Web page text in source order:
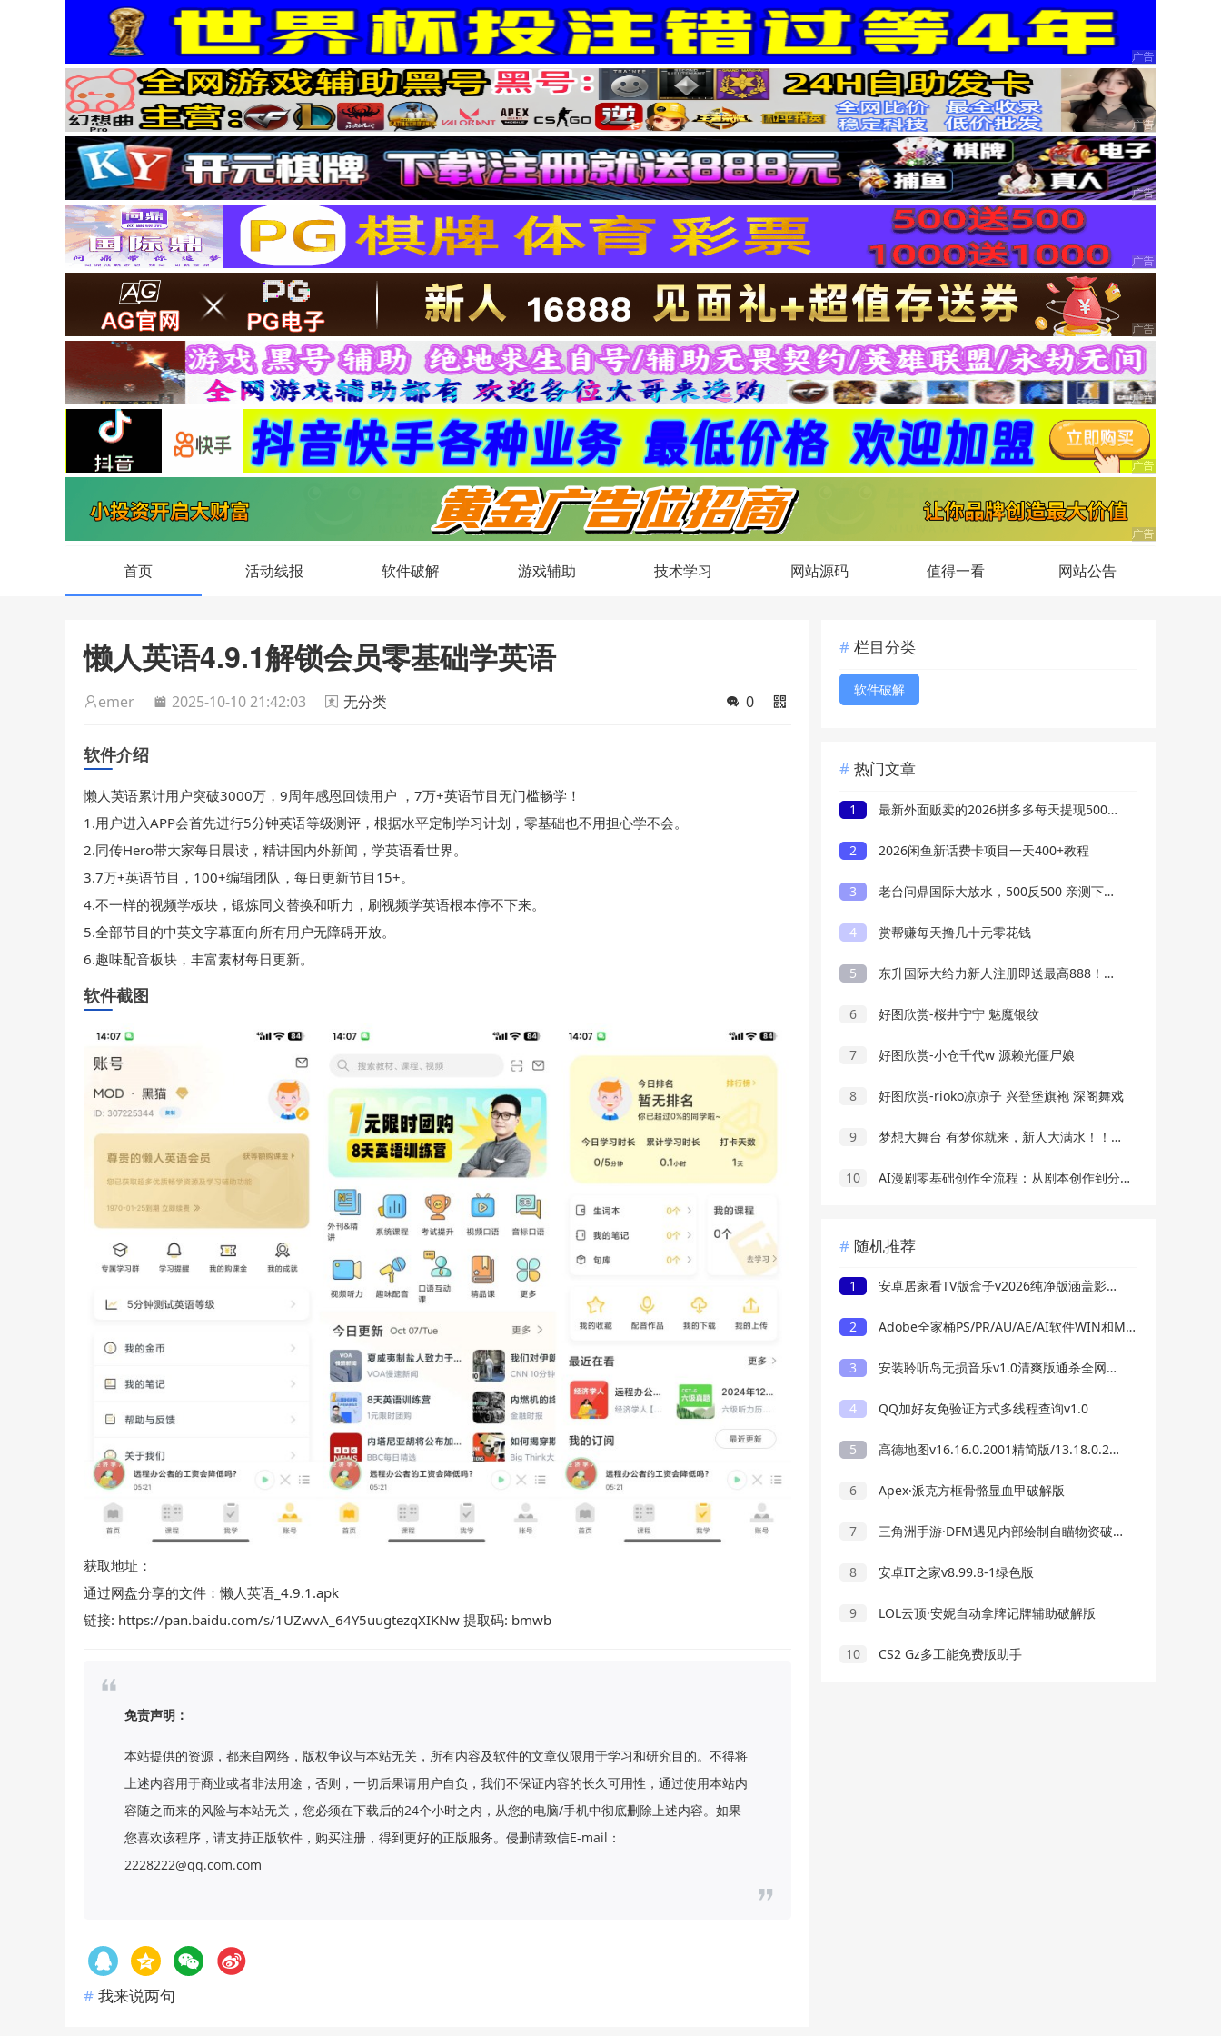
首页 活动线报 软件破解 游戏辅助 技术学习 网站源码 值得一看 网站公告
懒人英语4.9.1解锁会员零基础学英语
emer 2025-10-10 21:42:03 无分类 0
软件介绍
懒人英语累计用户突破3000万，9周年感恩回馈用户 ，7万+英语节目无门槛畅学！
1.用户进入APP会首先进行5分钟英语等级测评，根据水平定制学习计划，零基础也不用担心学不会。
2.同传Hero带大家每日晨读，精讲国内外新闻，学英语看世界。
3.7万+英语节目，100+编辑团队，每日更新节目15+。
4.不一样的视频学板块，锻炼同义替换和听力，刷视频学英语根本停不下来。
5.全部节目的中英文字幕面向所有用户无障碍开放。
6.趣味配音板块，丰富素材每日更新。
软件截图
获取地址：
通过网盘分享的文件：懒人英语_4.9.1.apk
链接: https://pan.baidu.com/s/1UZwvA_64Y5uugtezqXIKNw 提取码: bmwb
免责声明：
本站提供的资源，都来自网络，版权争议与本站无关，所有内容及软件的文章仅限用于学习和研究目的。不得将
上述内容用于商业或者非法用途，否则，一切后果请用户自负，我们不保证内容的长久可用性，通过使用本站内
容随之而来的风险与本站无关，您必须在下载后的24个小时之内，从您的电脑/手机中彻底删除上述内容。如果
您喜欢该程序，请支持正版软件，购买注册，得到更好的正版服务。侵删请致信E-mail：
2228222@qq.com.com
我来说两句
栏目分类
软件破解
热门文章
1 最新外面贩卖的2026拼多多每天提现500+教程来了
2 2026闲鱼新话费卡项目一天400+教程
3 老台问鼎国际大放水，500反500 亲测下分3W
4 赏帮赚每天撸几十元零花钱
5 东升国际大给力新人注册即送最高888！！！
6 好图欣赏-桜井宁宁 魅魔银纹
7 好图欣赏-小仓千代w 源赖光僵尸娘
8 好图欣赏-rioko凉凉子 兴登堡旗袍 深阁舞戏
9 梦想大舞台 有梦你就来，新人大满水！！！
10 AI漫剧零基础创作全流程：从剧本创作到分镜剪辑，全套提示词模板直接落地出片
随机推荐
1 安卓居家看TV版盒子v2026纯净版涵盖影视等
2 Adobe全家桶PS/PR/AU/AE/AI软件WIN和MAC安装包2015-2025
3 安装聆听岛无损音乐v1.0清爽版通杀全网音乐
4 QQ加好友免验证方式多线程查询v1.0
5 高德地图v16.16.0.2001精简版/13.18.0.2039正式版
6 Apex·派克方框骨骼显血甲破解版
7 三角洲手游·DFM遇见内部绘制自瞄物资破解版
8 安卓IT之家v8.99.8-1绿色版
9 LOL云顶·安妮自动拿牌记牌辅助破解版
10 CS2 Gz多工能免费版助手